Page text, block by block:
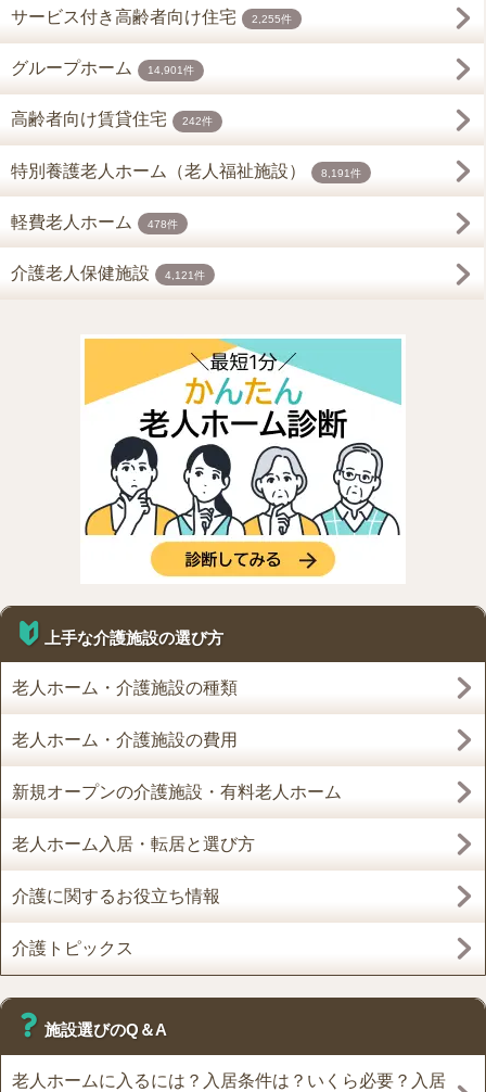
サービス付き高齢者向け住宅 2,255件
グループホーム 14,901件
高齢者向け賃貸住宅 242件
特別養護老人ホーム（老人福祉施設） 8,191件
軽費老人ホーム 478件
介護老人保健施設 4,121件
上手な介護施設の選び方
老人ホーム・介護施設の種類
老人ホーム・介護施設の費用
新規オープンの介護施設・有料老人ホーム
老人ホーム入居・転居と選び方
介護に関するお役立ち情報
介護トピックス
施設選びのQ＆A
老人ホームに入るには？入居条件は？いくら必要？入居